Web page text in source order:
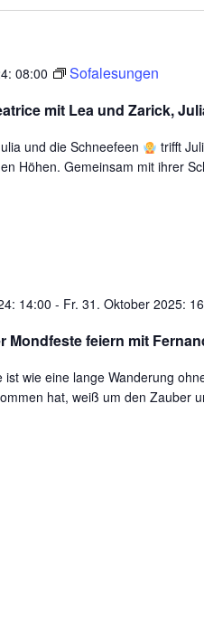
mit Lea und Zarick,
08:00 Sofalesungen
und die Schneefeen
trifft
Höhen. Gemeinsam mit ihrer
Mondfeste feiern mit
14:00 - Fr. 31. Oktober 2025:
wie eine lange Wanderung
hat, weiß um den Zauber